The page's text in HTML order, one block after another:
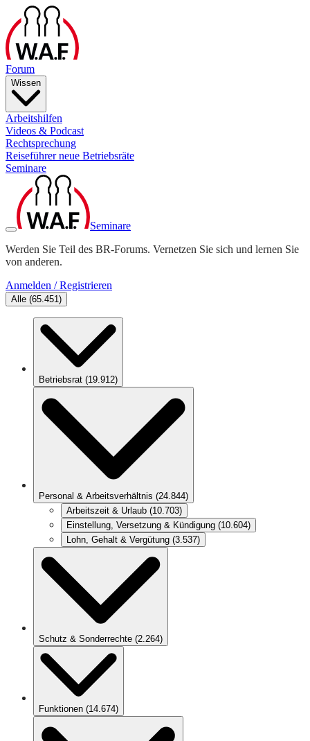
Forum
Wissen
Arbeitshilfen
Videos & Podcast
Rechtsprechung
Reiseführer neue Betriebsräte
Seminare
Seminare
Werden Sie Teil des BR-Forums. Vernetzen Sie sich und lernen Sie
von anderen.
Anmelden / Registrieren
Alle (65.451)
Betriebsrat (19.912)
Personal & Arbeitsverhältnis (24.844)
Arbeitszeit & Urlaub (10.703)
Einstellung, Versetzung & Kündigung (10.604)
Lohn, Gehalt & Vergütung (3.537)
Schutz & Sonderrechte (2.264)
Funktionen (14.674)